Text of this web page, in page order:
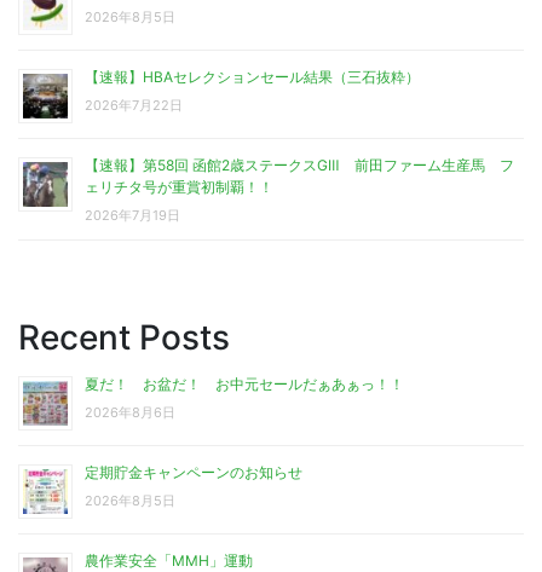
2026年8月5日
【速報】HBAセレクションセール結果（三石抜粋）
2026年7月22日
【速報】第58回 函館2歳ステークスGⅢ 前田ファーム生産馬 フ
ェリチタ号が重賞初制覇！！
2026年7月19日
Recent Posts
夏だ！ お盆だ！ お中元セールだぁあぁっ！！
2026年8月6日
定期貯金キャンペーンのお知らせ
2026年8月5日
農作業安全「MMH」運動